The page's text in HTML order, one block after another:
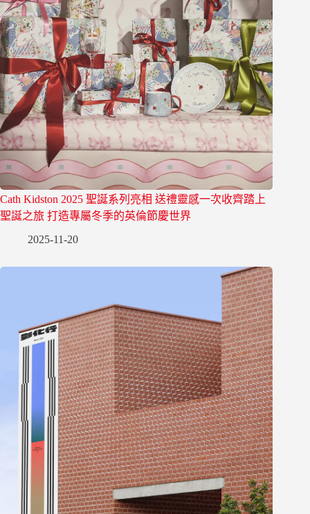
Cath Kidston 2025 聖誕系列亮相 送禮靈感一次收齊踏上
聖誕之旅 打造專屬冬季的英倫節慶世界
2025-11-20